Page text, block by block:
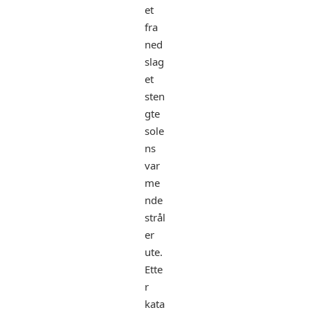
et
fra
ned
slag
et
sten
gte
sole
ns
var
me
nde
strål
er
ute.
Ette
r
kata